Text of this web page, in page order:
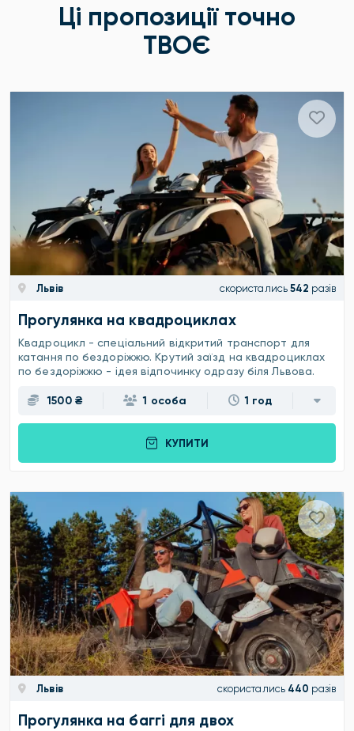
Ці пропозиції точно
ТВОЄ
Львів скористались 542 разів
Прогулянка на квадроциклах
Квадроцикл - спеціальний відкритий транспорт для
катання по бездоріжжю. Крутий заїзд на квадроциклах
по бездоріжжю - ідея відпочинку одразу біля Львова.
1500 ₴ 1 особа 1 год
КУПИТИ
Львів скористались 440 разів
Прогулянка на баггі для двох